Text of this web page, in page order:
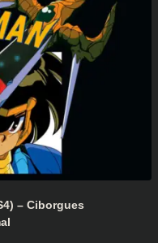
– Ciborgues